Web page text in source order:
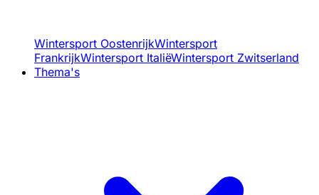
Wintersport OostenrijkWintersport
FrankrijkWintersport ItaliëWintersport Zwitserland
Thema's